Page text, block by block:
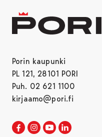
Porin kaupunki
PL 121, 28101 PORI
Puh. 02 621 1100
kirjaamo@pori.fi
Porin kaupunki
Avautuu uudessa
Porin kaupunki
Avautuu uudessa
Porin
Avautuu